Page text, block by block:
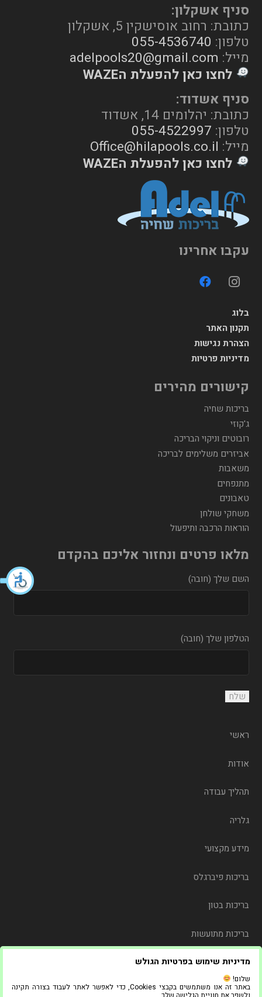
מדיניות שימוש בפרטיות הגולש
שלום!
באתר זה אנו משתמשים בקבצי Cookies, כדי לאפשר לאתר לעבוד בצורה תקינה
סניף אשקלון:
כתובת: רחוב אוסישקין 5, אשקלון
טלפון: 055-4536740
מייל: adelpools20@gmail.com
לחצו כאן להפעלת הWAZE
סניף אשדוד:
כתובת: יהלומים 14, אשדוד
טלפון: 055-4522997
מייל: Office@hilapools.co.il
לחצו כאן להפעלת הWAZE
עקבו אחרינו
בלוג
תקנון האתר
הצהרת נגישות
מדיניות פרטיות
קישורים מהירים
בריכות שחיה
ג'קוזי
רובוטים וניקוי הבריכה
אביזרים משלימים לבריכה
משאבות
מתנפחים
טאבונים
משחקי שולחן
הוראות הרכבה ותיפעול
מלאו פרטים ונחזור אליכם בהקדם
השם שלך (חובה)
הטלפון שלך (חובה)
ראשי
אודות
תהליך עבודה
גלריה
מידע מקצועי
בריכות פיברגלס
בריכות בטון
בריכות מתועשות
משלוח
צור קשר